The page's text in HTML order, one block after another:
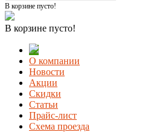
В корзине пусто!
В корзине пусто!
О компании
Новости
Акции
Скидки
Статьи
Прайс-лист
Схема проезда